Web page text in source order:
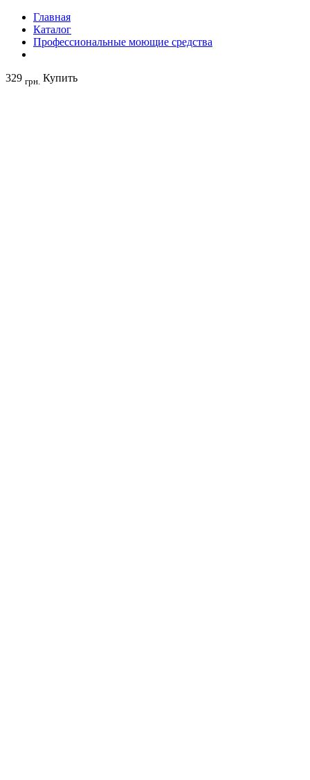
Главная
Каталог
Профессиональные моющие средства
329 грн. Купить